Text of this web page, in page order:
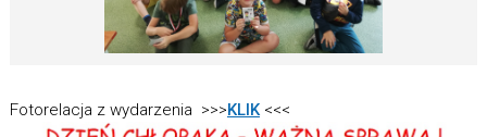
Fotorelacja z wydarzenia >>>KLIK<<<